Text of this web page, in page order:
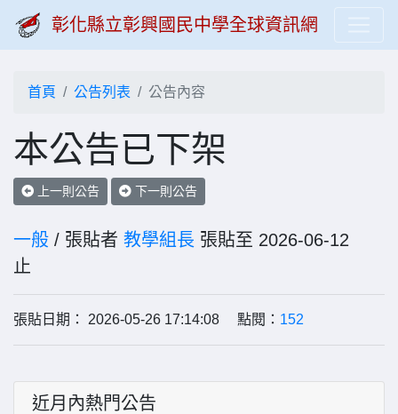
彰化縣立彰興國民中學全球資訊網
首頁 公告列表 公告內容
本公告已下架
上一則公告 下一則公告
一般 / 張貼者 教學組長 張貼至 2026-06-12
止
張貼日期： 2026-05-26 17:14:08 點閱： 152
近月內熱門公告